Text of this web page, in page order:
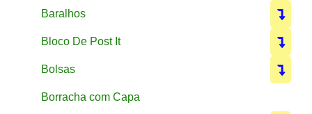
Baralhos
Bloco De Post It
Bolsas
Borracha com Capa